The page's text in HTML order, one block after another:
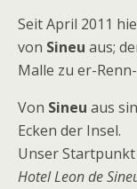
Seit April 2011
von Sineu aus;
Malle zu er-
Von Sineu aus
Ecken der Insel.
Unser
Hotel Leon de